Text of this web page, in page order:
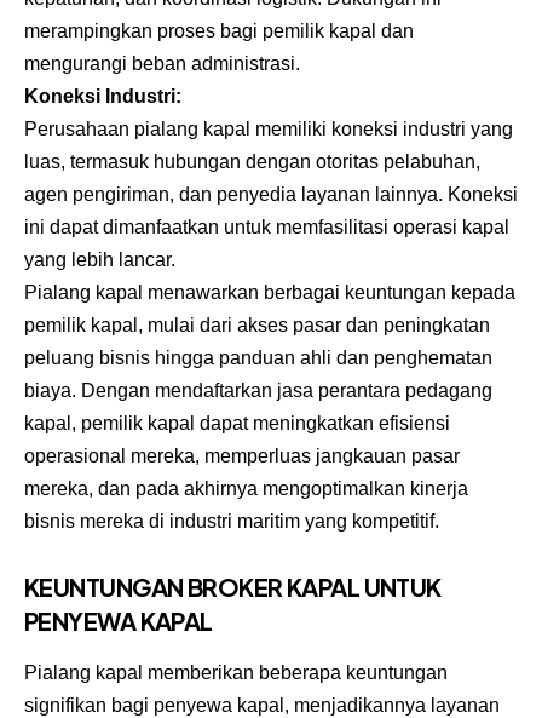
merampingkan proses bagi pemilik kapal dan
mengurangi beban administrasi.
Koneksi Industri:
Perusahaan pialang kapal memiliki koneksi industri yang
luas, termasuk hubungan dengan otoritas pelabuhan,
agen pengiriman, dan penyedia layanan lainnya. Koneksi
ini dapat dimanfaatkan untuk memfasilitasi operasi kapal
yang lebih lancar.
Pialang kapal menawarkan berbagai keuntungan kepada
pemilik kapal, mulai dari akses pasar dan peningkatan
peluang bisnis hingga panduan ahli dan penghematan
biaya. Dengan mendaftarkan jasa perantara pedagang
kapal, pemilik kapal dapat meningkatkan efisiensi
operasional mereka, memperluas jangkauan pasar
mereka, dan pada akhirnya mengoptimalkan kinerja
bisnis mereka di industri maritim yang kompetitif.
KEUNTUNGAN BROKER KAPAL UNTUK
PENYEWA KAPAL
Pialang kapal memberikan beberapa keuntungan
signifikan bagi penyewa kapal, menjadikannya layanan